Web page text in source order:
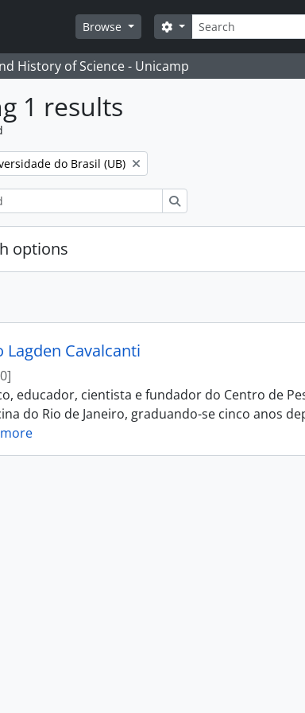
Browse
Search
Search options
History of Science - Unicamp
1 results
filter:do Brasil (UB)
options
Cavalcanti
educador, cientista e fundador do Centro de
do Rio de Janeiro, graduando-se cinco anos